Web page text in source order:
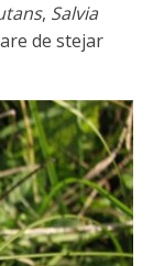
, Salvia
de stejar